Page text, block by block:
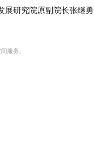
展研究院原副院长张继勇
服务。